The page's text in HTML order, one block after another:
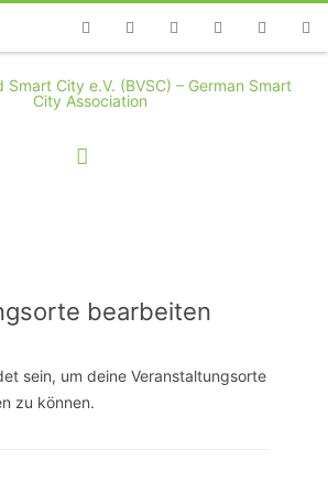
TelefonFacebookTwitterYoutubeInstagramLinkedin
bearbeiten
sein, um deine Veranstaltungsorte
zu können.